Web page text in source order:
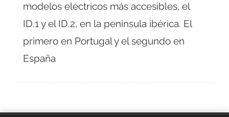
modelos eléctricos más accesibles, el
ID.1 y el ID.2, en la peninsula ibérica. El
primero en Portugal y el segundo en
España